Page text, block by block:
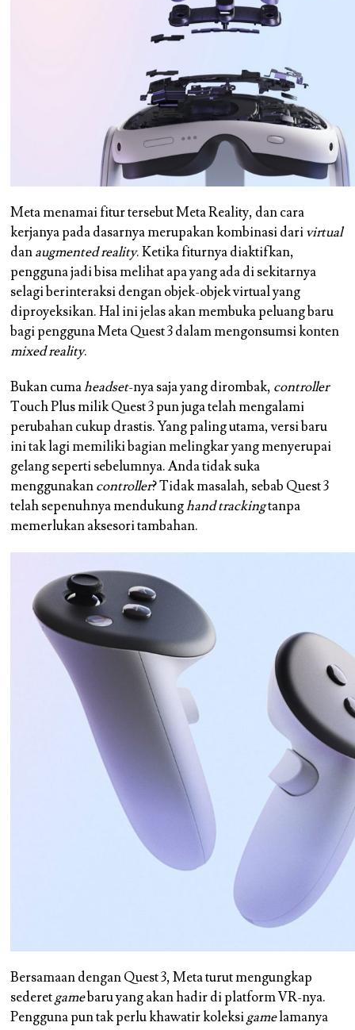
Meta menamai fitur tersebut Meta Reality, dan cara
kerjanya pada dasarnya merupakan kombinasi darivirtual
danaugmented reality. Ketika fiturnya diaktifkan,
pengguna jadi bisa melihat apa yang ada di sekitarnya
selagi berinteraksi dengan objek-objek virtual yang
diproyeksikan. Hal ini jelas akan membuka peluang baru
bagi pengguna Meta Quest 3 dalam mengonsumsi konten
mixed reality.
Bukan cumaheadset-nya saja yang dirombak, controller
Touch Plus milik Quest 3 pun juga telah mengalami
perubahan cukup drastis. Yang paling utama, versi baru
ini tak lagi memiliki bagian melingkar yang menyerupai
gelang seperti sebelumnya. Anda tidak suka
menggunakancontroller? Tidak masalah, sebab Quest 3
telah sepenuhnya mendukunghand trackingtanpa
memerlukan aksesori tambahan.
Bersamaan dengan Quest 3, Meta turut mengungkap
sederetgamebaru yang akan hadir di platform VR-nya.
Pengguna pun tak perlu khawatir koleksigamelamanya